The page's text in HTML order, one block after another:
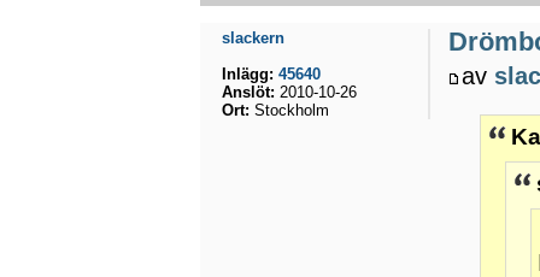
av
slackern
Inlägg: 45640
Anslöt: 2010-10-26
Ort: Stockholm